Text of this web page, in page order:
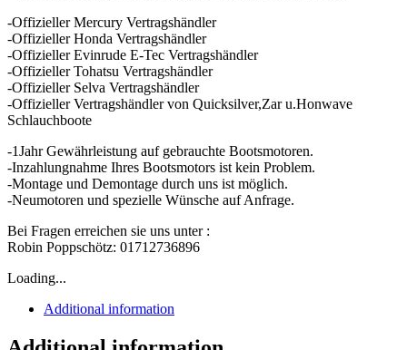
-Offizieller Mercury Vertragshändler
-Offizieller Honda Vertragshändler
-Offizieller Evinrude E-Tec Vertragshändler
-Offizieller Tohatsu Vertragshändler
-Offizieller Selva Vertragshändler
-Offizieller Vertragshändler von Quicksilver,Zar u.Honwave
Schlauchboote
-1Jahr Gewährleistung auf gebrauchte Bootsmotoren.
-Inzahlungnahme Ihres Bootsmotors ist kein Problem.
-Montage und Demontage durch uns ist möglich.
-Neumotoren und spezielle Wünsche auf Anfrage.
Bei Fragen erreichen sie uns unter :
Robin Poppschötz: 01712736896
Loading...
Additional information